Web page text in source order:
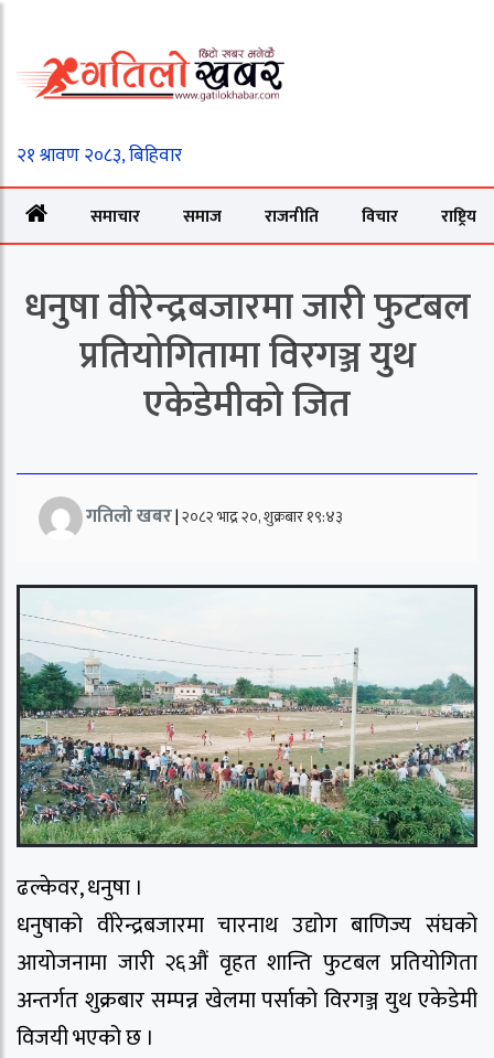
समाचार समाज राजनीति विचार राष्ट्रिय
धनुषा वीरेन्द्रबजारमा जारी फुटबल
प्रतियोगितामा विरगञ्ज युथ
एकेडेमीको जित
गतिलो खबर|२०८२ भाद्र २०, शुक्रबार १९:४३
ढल्केवर, धनुषा ।
धनुषाको वीरेन्द्रबजारमा चारनाथ उद्योग बाणिज्य संघको
आयोजनामा जारी २६औं वृहत शान्ति फुटबल प्रतियोगिता
अन्तर्गत शुक्रबार सम्पन्न खेलमा पर्साको विरगञ्ज युथ एकेडेमी
विजयी भएको छ ।